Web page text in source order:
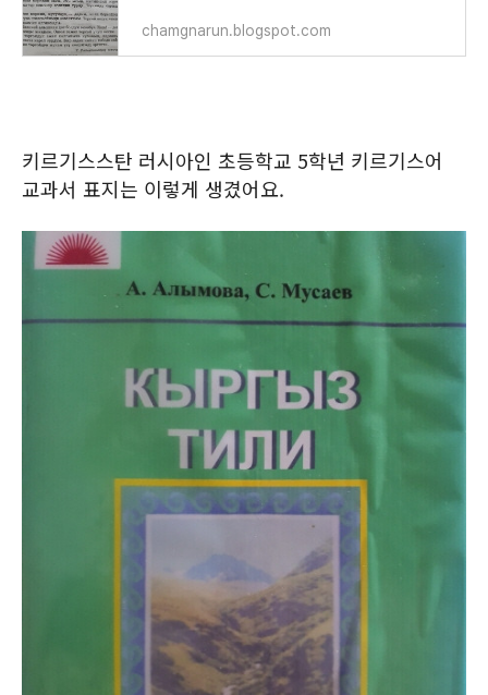
chamgnarun.blogspot.com
키르기스스탄 러시아인 초등학교 5학년 키르기스어
교과서 표지는 이렇게 생겼어요.